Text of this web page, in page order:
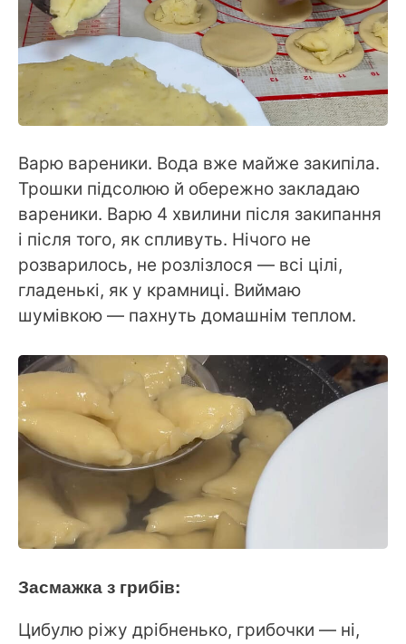
Варю вареники. Вода вже майже закипіла.
Трошки підсолюю й обережно закладаю
вареники. Варю 4 хвилини після закипання
і після того, як спливуть. Нічого не
розварилось, не розлізлося — всі цілі,
гладенькі, як у крамниці. Виймаю
шумівкою — пахнуть домашнім теплом.
Засмажка з грибів:
Цибулю ріжу дрібненько, грибочки — ні,